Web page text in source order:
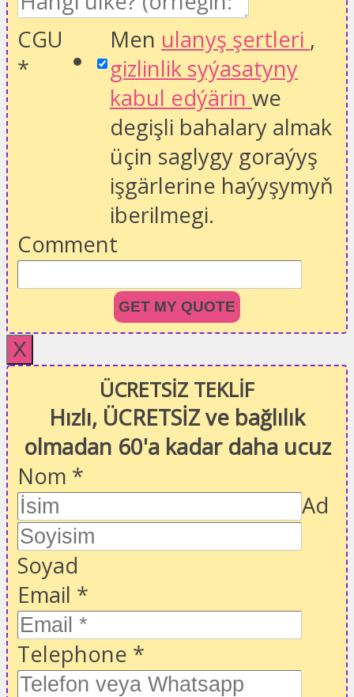
CGU
*
Men ulanyş şertleri ,
gizlinlik syýasatyny
kabul edýärin we
degişli bahalary almak
üçin saglygy goraýyş
işgärlerine haýyşymyň
iberilmegi.
Comment
GET MY QUOTE
X
ÜCRETSİZ TEKLİF
Hızlı, ÜCRETSİZ ve bağlılık
olmadan 60'a kadar daha ucuz
Nom *
Ad
Soyad
Email *
Telephone *